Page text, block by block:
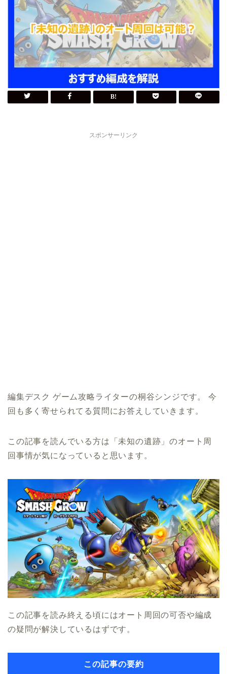
スポンサーリンク
編集デスク ゲーム攻略ライターの桐谷シンジです。 今
回も多く寄せられてる質問にお答えしていきます。
この記事を読んでいる方は「未知の遺跡」のオート周
回事情が気になっていると思います。
この記事を読み終える頃にはオート周回の可否や編成
の疑問が解決しているはずです。
この記事の要約